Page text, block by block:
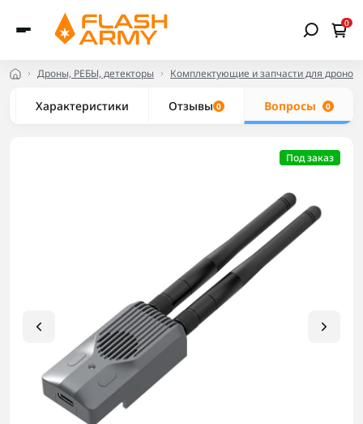
0
Дроны, РЕБЫ, детекторы Комплектующие и запчасти для дронов
Характеристики Отзывы 0 Вопросы 0
Под заказ